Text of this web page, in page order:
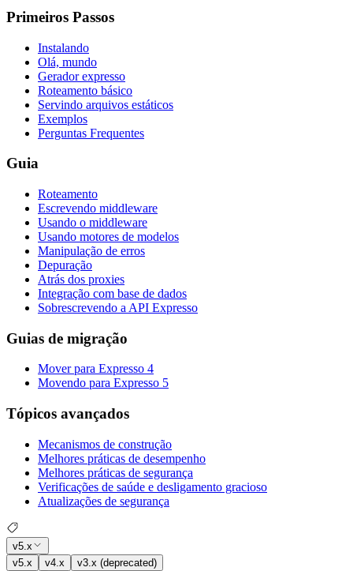
Primeiros Passos
Instalando
Olá, mundo
Gerador expresso
Roteamento básico
Servindo arquivos estáticos
Exemplos
Perguntas Frequentes
Guia
Roteamento
Escrevendo middleware
Usando o middleware
Usando motores de modelos
Manipulação de erros
Depuração
Atrás dos proxies
Integração com base de dados
Sobrescrevendo a API Expresso
Guias de migração
Mover para Expresso 4
Movendo para Expresso 5
Tópicos avançados
Mecanismos de construção
Melhores práticas de desempenho
Melhores práticas de segurança
Verificações de saúde e desligamento gracioso
Atualizações de segurança
v5.x
v5.x
v4.x
v3.x (deprecated)